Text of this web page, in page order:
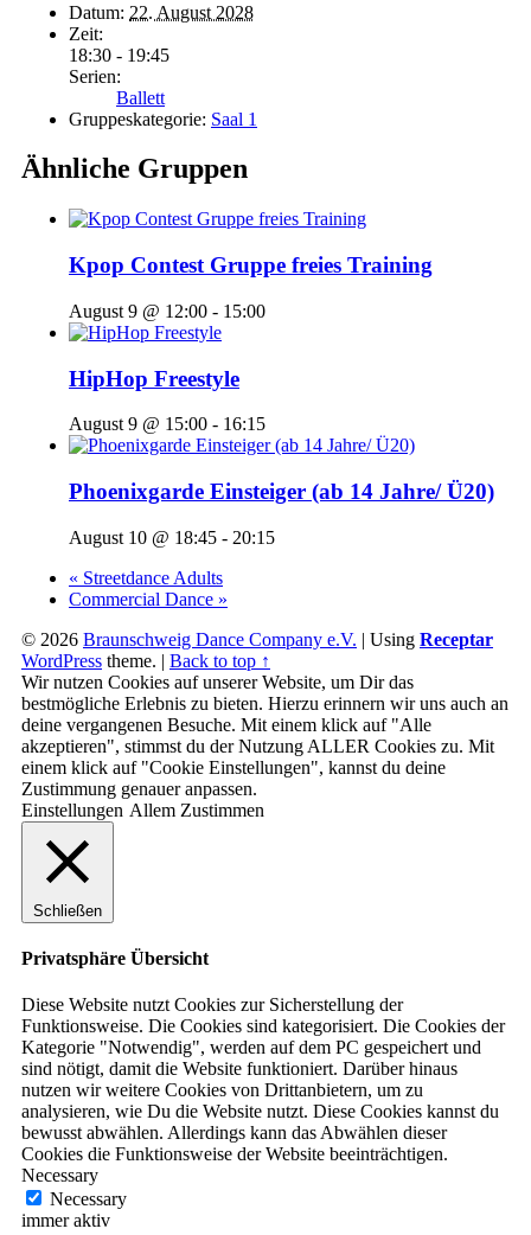
Datum: 22. August 2028
Zeit:
18:30 - 19:45
Serien:
Ballett
Gruppeskategorie: Saal 1
Ähnliche Gruppen
Kpop Contest Gruppe freies Training
August 9 @ 12:00 - 15:00
HipHop Freestyle
August 9 @ 15:00 - 16:15
Phoenixgarde Einsteiger (ab 14 Jahre/ Ü20)
August 10 @ 18:45 - 20:15
« Streetdance Adults
Commercial Dance »
© 2026 Braunschweig Dance Company e.V. | Using Receptar
WordPress theme. | Back to top ↑
Wir nutzen Cookies auf unserer Website, um Dir das
bestmögliche Erlebnis zu bieten. Hierzu erinnern wir uns auch an
deine vergangenen Besuche. Mit einem klick auf "Alle
akzeptieren", stimmst du der Nutzung ALLER Cookies zu. Mit
einem klick auf "Cookie Einstellungen", kannst du deine
Zustimmung genauer anpassen.
Einstellungen Allem Zustimmen
Schließen
Privatsphäre Übersicht
Diese Website nutzt Cookies zur Sicherstellung der
Funktionsweise. Die Cookies sind kategorisiert. Die Cookies der
Kategorie "Notwendig", werden auf dem PC gespeichert und
sind nötigt, damit die Website funktioniert. Darüber hinaus
nutzen wir weitere Cookies von Drittanbietern, um zu
analysieren, wie Du die Website nutzt. Diese Cookies kannst du
bewusst abwählen. Allerdings kann das Abwählen dieser
Cookies die Funktionsweise der Website beeinträchtigen.
Necessary
Necessary
immer aktiv